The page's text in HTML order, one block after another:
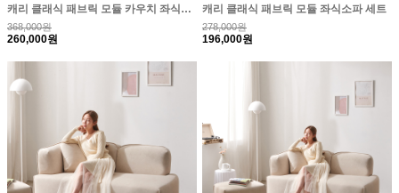
캐리 클래식 패브릭 모듈 카우치 좌식소파 세트
368,000원
260,000원
캐리 클래식 패브릭 모듈 좌식소파 세트
278,000원
196,000원